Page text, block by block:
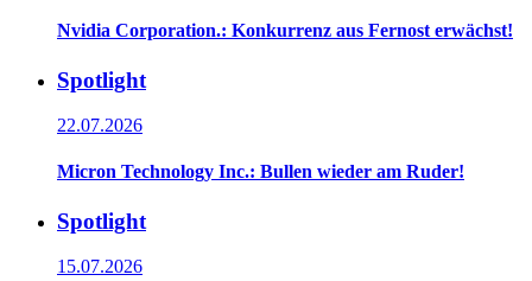
Nvidia Corporation.: Konkurrenz aus Fernost erwächst!
Spotlight
22.07.2026
Micron Technology Inc.: Bullen wieder am Ruder!
Spotlight
15.07.2026